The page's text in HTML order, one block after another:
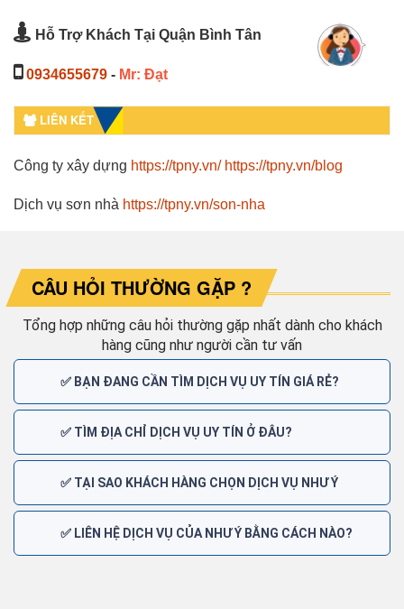
Hỗ Trợ Khách Tại Quận Bình Tân
0934655679 - Mr: Đạt
LIÊN KẾT
Công ty xây dựng https://tpny.vn/ https://tpny.vn/blog
Dịch vụ sơn nhà https://tpny.vn/son-nha
CÂU HỎI THƯỜNG GẶP ?
Tổng hợp những câu hỏi thường gặp nhất dành cho khách
hàng cũng như người cần tư vấn
✅ BẠN ĐANG CẦN TÌM DỊCH VỤ UY TÍN GIÁ RẺ?
✅ TÌM ĐỊA CHỈ DỊCH VỤ UY TÍN Ở ĐÂU?
✅ TẠI SAO KHÁCH HÀNG CHỌN DỊCH VỤ NHƯ Ý
✅ LIÊN HỆ DỊCH VỤ CỦA NHƯ Ý BẰNG CÁCH NÀO?